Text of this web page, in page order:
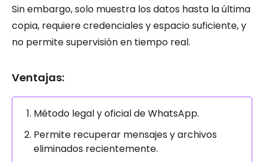
Sin embargo, solo muestra los datos hasta la última
copia, requiere credenciales y espacio suficiente, y
no permite supervisión en tiempo real.
Ventajas:
Método legal y oficial de WhatsApp.
Permite recuperar mensajes y archivos
eliminados recientemente.